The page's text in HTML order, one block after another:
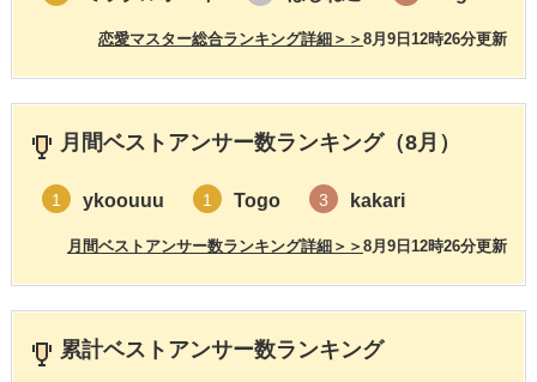
8月9日12時26分更新
恋愛マスター総合ランキング詳細＞＞
月間ベストアンサー数ランキング（8月）
1 ykoouuu 1 Togo 3 kakari
8月9日12時26分更新
月間ベストアンサー数ランキング詳細＞＞
累計ベストアンサー数ランキング